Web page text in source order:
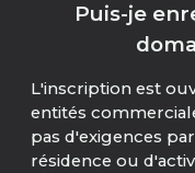
Puis-je
L'inscription est
entités
pas d'exigences
résidence ou